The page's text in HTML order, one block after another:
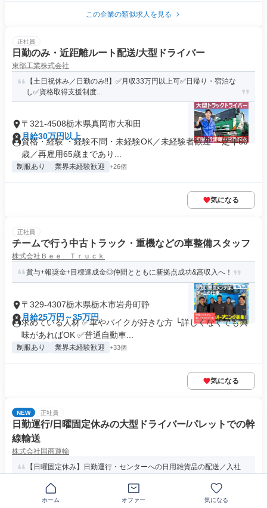
この企業の類似求人を見る
正社員
日勤のみ・近距離ルート配送/大型ドライバー
東部工業株式会社
【土日祝休み／日勤のみ‼️】✅️月収33万円以上可✅️日帰り・宿泊な
し✅️資格取得支援制度...
〒321-4508栃木県真岡市大和田
月給30万円以上
資格・経験 ・経験不問・未経験OK／未経験者歓迎 ・定年60
歳／再雇用65歳まであり...
制服あり 業界未経験歓迎 +26個
気になる
正社員
チームで行う中古トラック・重機などの車整備スタッフ
株式会社Ｂｅｅ Ｔｒｕｃｋ
賞与+報奨金+目標達成金◎仲間とともに新拠点成功&高収入へ！
〒329-4307栃木県栃木市岩舟町静
月給25万円～35万円
求めている人材 ✅車やバイクが好きな方 └詳しくなくても興
味があればOK ✅普通自動車...
制服あり 業界未経験歓迎 +33個
気になる
NEW 正社員
日勤運行/日曜固定休みの大型ドライバー/パレットでの幹
線輸送
株式会社国商運輸
【日曜固定休み】日勤運行・センターへの日用雑貨品の配送／入社
ホーム オファー 気になる